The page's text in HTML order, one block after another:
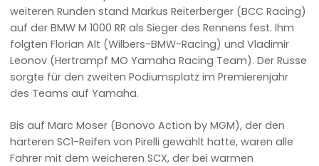
weiteren Runden stand Markus Reiterberger (BCC Racing)
auf der BMW M 1000 RR als Sieger des Rennens fest. Ihm
folgten Florian Alt (Wilbers-BMW-Racing) und Vladimir
Leonov (Hertrampf MO Yamaha Racing Team). Der Russe
sorgte für den zweiten Podiumsplatz im Premierenjahr
des Teams auf Yamaha.
Bis auf Marc Moser (Bonovo Action by MGM), der den
härteren SC1-Reifen von Pirelli gewählt hatte, waren alle
Fahrer mit dem weicheren SCX, der bei warmen